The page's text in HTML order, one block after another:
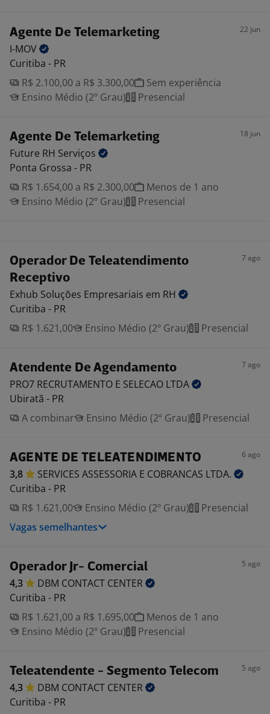
Agente De Telemarketing 22 jun
I-MOV
Curitiba - PR
R$ 2.100,00 a R$ 3.300,00
Sem experiência
Ensino Médio (2º Grau)
Presencial
Agente De Telemarketing 18 jun
Future RH Serviços
Ponta Grossa - PR
R$ 1.654,00 a R$ 2.300,00
Menos de 1 ano
Ensino Médio (2º Grau)
Presencial
Operador De Teleatendimento
Receptivo
7 ago
Exhub Soluções Empresariais em RH
Curitiba - PR
R$ 1.621,00
Ensino Médio (2º Grau) Presencial
Atendente De Agendamento 7 ago
PRO7 RECRUTAMENTO E SELECAO LTDA
Ubiratã - PR
A combinar
Ensino Médio (2º Grau) Presencial
AGENTE DE TELEATENDIMENTO 6 ago
3,8 SERVICES ASSESSORIA E COBRANCAS LTDA.
Curitiba - PR
R$ 1.621,00
Ensino Médio (2º Grau)
Presencial
Vagas semelhantes
Operador Jr- Comercial 5 ago
4,3 DBM CONTACT CENTER
Curitiba - PR
R$ 1.621,00 a R$ 1.695,00
Menos de 1 ano
Ensino Médio (2º Grau)
Presencial
Teleatendente - Segmento Telecom 5 ago
4,3 DBM CONTACT CENTER
Curitiba - PR